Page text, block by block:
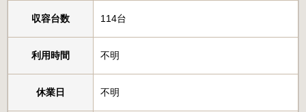
収容台数 114台
利用時間 不明
休業日 不明